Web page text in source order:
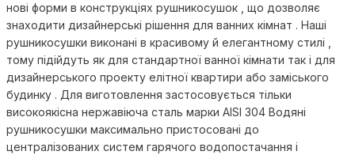
нові форми в конструкціях рушникосушок , що дозволяє
знаходити дизайнерські рішення для ванних кімнат . Наші
рушникосушки виконані в красивому й елегантному стилі ,
тому підійдуть як для стандартної ванної кімнати так і для
дизайнерського проекту елітної квартири або заміського
будинку . Для виготовлення застосовується тільки
високоякісна нержавіюча сталь марки AISI 304 Водяні
рушникосушки максимально пристосовані до
централізованих систем гарячого водопостачання і